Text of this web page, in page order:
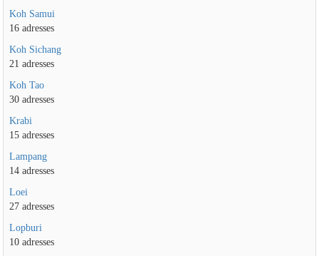
Koh Samui
16 adresses
Koh Sichang
21 adresses
Koh Tao
30 adresses
Krabi
15 adresses
Lampang
14 adresses
Loei
27 adresses
Lopburi
10 adresses